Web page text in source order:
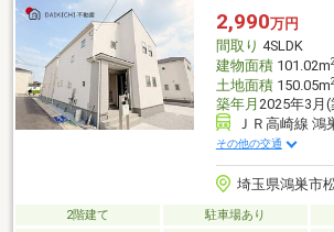
できます。周辺には鴻巣市役所・警察署・鴻巣
生活利便施設が揃った住環境。徒歩11分には
あり、万が一の際にも安心です。
2,990万円
間取り 4SLDK
建物面積101.02m2
土地面積150.05m
築年月 2025年3月
ＪＲ高崎線 鴻
その他の交通
埼玉県鴻巣市
2階建て 駐車場あり